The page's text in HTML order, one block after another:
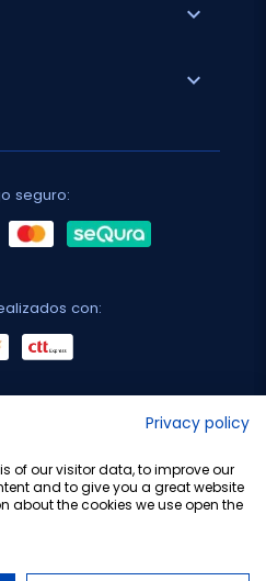
expand_more
expand_more
seguro:
con:
Privacy policy
of our visitor data, to improve our
and to give you a great website
about the cookies we use open the